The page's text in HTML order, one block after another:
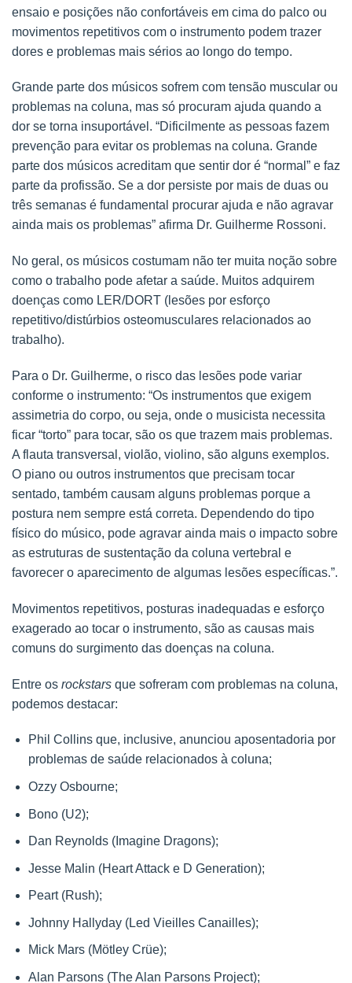
ensaio e posições não confortáveis em cima do palco ou
movimentos repetitivos com o instrumento podem trazer
dores e problemas mais sérios ao longo do tempo.
Grande parte dos músicos sofrem com tensão muscular ou
problemas na coluna, mas só procuram ajuda quando a
dor se torna insuportável. “Dificilmente as pessoas fazem
prevenção para evitar os problemas na coluna. Grande
parte dos músicos acreditam que sentir dor é “normal” e faz
parte da profissão. Se a dor persiste por mais de duas ou
três semanas é fundamental procurar ajuda e não agravar
ainda mais os problemas” afirma Dr. Guilherme Rossoni.
No geral, os músicos costumam não ter muita noção sobre
como o trabalho pode afetar a saúde. Muitos adquirem
doenças como LER/DORT (lesões por esforço
repetitivo/distúrbios osteomusculares relacionados ao
trabalho).
Para o Dr. Guilherme, o risco das lesões pode variar
conforme o instrumento: “Os instrumentos que exigem
assimetria do corpo, ou seja, onde o musicista necessita
ficar “torto” para tocar, são os que trazem mais problemas.
A flauta transversal, violão, violino, são alguns exemplos.
O piano ou outros instrumentos que precisam tocar
sentado, também causam alguns problemas porque a
postura nem sempre está correta. Dependendo do tipo
físico do músico, pode agravar ainda mais o impacto sobre
as estruturas de sustentação da coluna vertebral e
favorecer o aparecimento de algumas lesões específicas.”.
Movimentos repetitivos, posturas inadequadas e esforço
exagerado ao tocar o instrumento, são as causas mais
comuns do surgimento das doenças na coluna.
Entre os rockstars que sofreram com problemas na coluna,
podemos destacar:
Phil Collins que, inclusive, anunciou aposentadoria por
problemas de saúde relacionados à coluna;
Ozzy Osbourne;
Bono (U2);
Dan Reynolds (Imagine Dragons);
Jesse Malin (Heart Attack e D Generation);
Peart (Rush);
Johnny Hallyday (Led Vieilles Canailles);
Mick Mars (Mötley Crüe);
Alan Parsons (The Alan Parsons Project);